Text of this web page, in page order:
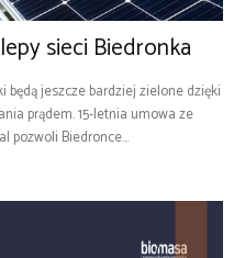
sieci Biedronka
będą jeszcze bardziej zielone dzięki
prądem. 15-letnia umowa ze
pozwoli Biedronce...